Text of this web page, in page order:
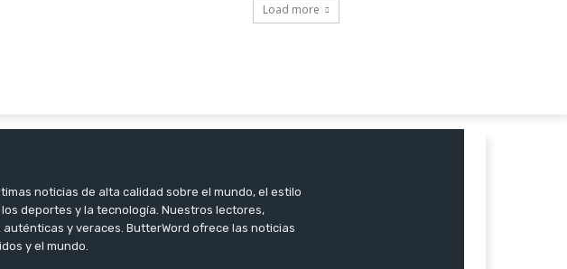
Load more
noticias de alta calidad sobre el mundo, el estilo
deportes y la tecnología. Nuestros lectores,
y veraces. ButterWord ofrece las noticias
y el mundo.